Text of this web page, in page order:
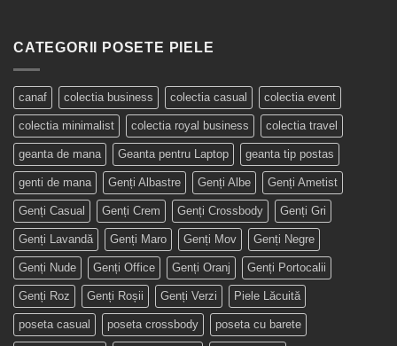
CATEGORII POSETE PIELE
canaf colectia business colectia casual colectia event
colectia minimalist colectia royal business colectia travel
geanta de mana Geanta pentru Laptop geanta tip postas
genti de mana Genți Albastre Genți Albe Genți Ametist
Genți Casual Genți Crem Genți Crossbody Genți Gri
Genți Lavandă Genți Maro Genți Mov Genți Negre
Genți Nude Genți Office Genți Oranj Genți Portocalii
Genți Roz Genți Roșii Genți Verzi Piele Lăcuită
poseta casual poseta crossbody poseta cu barete